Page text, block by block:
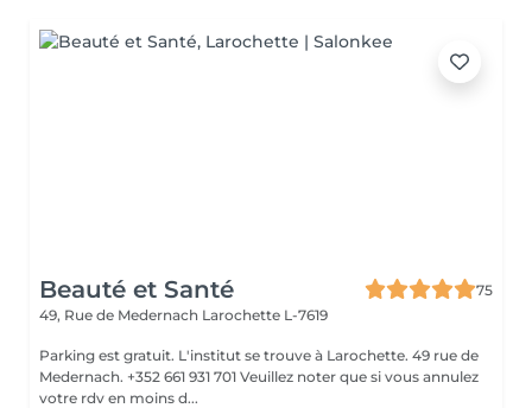
Beauté et Santé
75
49, Rue de Medernach Larochette L-7619
Parking est gratuit. L'institut se trouve à Larochette. 49 rue de
Medernach. +352 661 931 701 Veuillez noter que si vous annulez
votre rdv en moins d...